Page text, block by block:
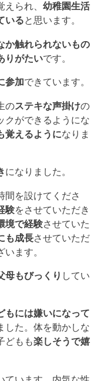
えられ、 幼稚園生活
いると思います。
か触れられないもの
りがたいです。
参加できています。
のステキな声掛けの
クができるようにな
覚えるようになりま
になりました。
間を設けてくださ
験をさせていただき
境で経験させていた
も成長させていただ
ます。
母もびっくり してい
もには嫌いになって
した。体を動かしな
どもも楽しそうで嬉